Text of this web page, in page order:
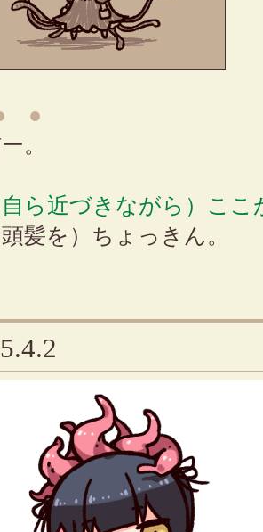
●
。
自ら近づきながら）こ
髪を）ちょっきん。